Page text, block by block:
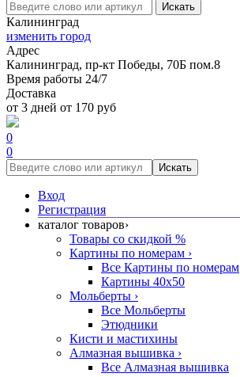
Искать
Калининград
изменить город
Адрес
Калининград, пр-кт Победы, 70Б пом.8
Время работы 24/7
Доставка
от 3 дней от 170 руб
0
0
Искать
Вход
Регистрация
каталог товаров›
Товары со скидкой %
Картины по номерам ›
Все Картины по номерам
Картины 40x50
Мольберты ›
Все Мольберты
Этюдники
Кисти и мастихины
Алмазная вышивка ›
Все Алмазная вышивка